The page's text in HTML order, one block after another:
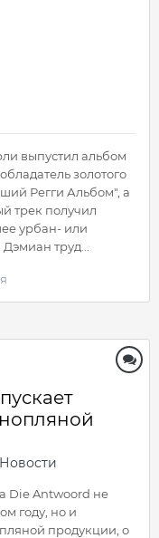
выпустил альбом
золотого
Регги Альбом", а
трек получил
урбан- или
труд...
Новости
Die Antwoord не
году, но и
продукции, о